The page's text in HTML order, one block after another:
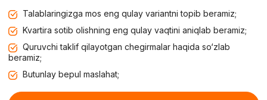
Talablaringizga mos eng qulay variantni topib beramiz;
Kvartira sotib olishning eng qulay vaqtini aniqlab beramiz;
Quruvchi taklif qilayotgan chegirmalar haqida so‘zlab
beramiz;
Butunlay bepul maslahat;